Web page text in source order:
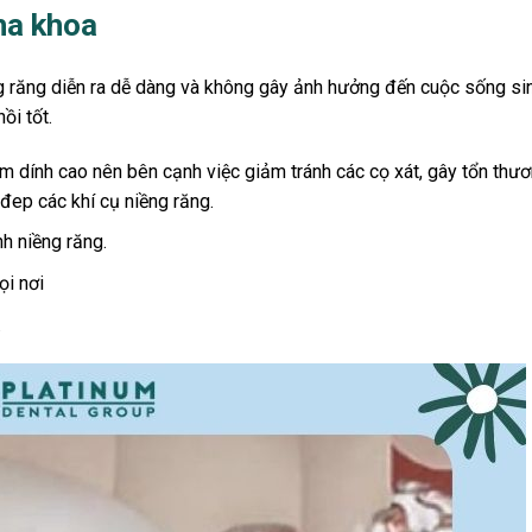
khoa
diễn ra dễ dàng và không gây ảnh hưởng đến cuộc sống
tốt.
dính cao nên bên cạnh việc giảm tránh các cọ xát, gây tổn
các khí cụ niềng răng.
niềng răng.
nơi